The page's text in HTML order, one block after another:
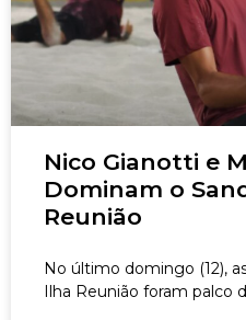
Nico Gianotti e
Dominam o
Reunião
No último domingo (12),
Ilha Reunião foram palco